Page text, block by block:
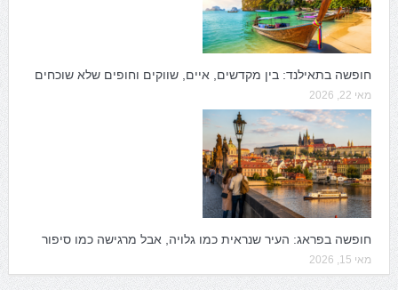
חופשה בתאילנד: בין מקדשים, איים, שווקים וחופים שלא שוכחים
מאי 22, 2026
חופשה בפראג: העיר שנראית כמו גלויה, אבל מרגישה כמו סיפור
מאי 15, 2026